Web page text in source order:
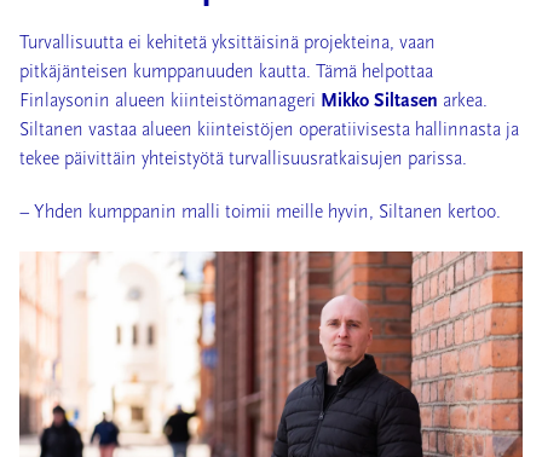
Turvallisuutta ei kehitetä yksittäisinä projekteina, vaan
pitkäjänteisen kumppanuuden kautta. Tämä helpottaa
Finlaysonin alueen kiinteistömanageri Mikko Siltasen arkea.
Siltanen vastaa alueen kiinteistöjen operatiivisesta hallinnasta ja
tekee päivittäin yhteistyötä turvallisuusratkaisujen parissa.
– Yhden kumppanin malli toimii meille hyvin, Siltanen kertoo.